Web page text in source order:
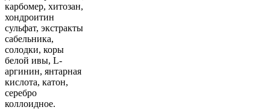
карбомер, хитозан,
хондроитин
сульфат, экстракты
сабельника,
солодки, коры
белой ивы, L-
аргинин, янтарная
кислота, катон,
серебро
коллоидное.